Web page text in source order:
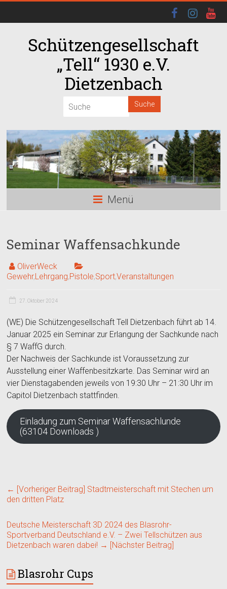
Schützengesellschaft
„Tell“ 1930 e.V.
Dietzenbach
Menü
Seminar Waffensachkunde
OliverWeck
Gewehr,Lehrgang,Pistole,Sport,Veranstaltungen
27. Oktober 2024
(WE) Die Schützengesellschaft Tell Dietzenbach führt ab 14.
Januar 2025 ein Seminar zur Erlangung der Sachkunde nach
§ 7 WaffG durch.
Der Nachweis der Sachkunde ist Voraussetzung zur
Ausstellung einer Waffenbesitzkarte. Das Seminar wird an
vier Dienstagabenden jeweils von 19:30 Uhr – 21:30 Uhr im
Capitol Dietzenbach stattfinden.
Einladung zum Seminar Waffensachlunde
(63104 Downloads )
← [Vorheriger Beitrag] Stadtmeisterschaft mit Stechen um
den dritten Platz
Deutsche Meisterschaft 3D 2024 des Blasrohr-
Sportverband Deutschland e.V. – Zwei Tellschützen aus
Dietzenbach waren dabei! → [Nächster Beitrag]
Blasrohr Cups